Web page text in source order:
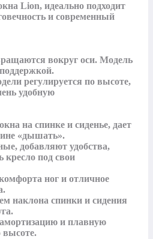
Lion, идеально подходит
и современный
вокруг оси. Модель
регулируется по высоте,
удобную
на спинке и сиденье, дает
«дышать».
добавляют удобства,
кресло под свои
ног и отличное
наклона спинки и сидения
и плавную
высоте.